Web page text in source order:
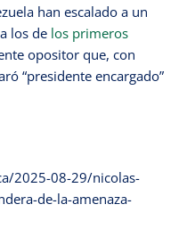
han escalado a un
los de los primeros
opositor que, con
“presidente encargado”
2025-08-29/nicolas-
de-la-amenaza-